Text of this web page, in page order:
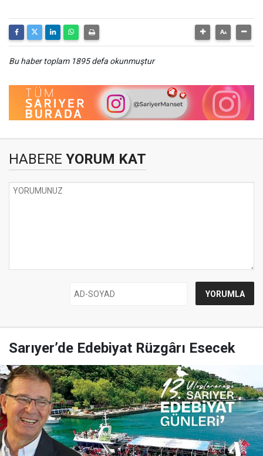
Bu haber toplam 1895 defa okunmuştur
HABERE YORUM KAT
Sarıyer’de Edebiyat Rüzgârı Esecek